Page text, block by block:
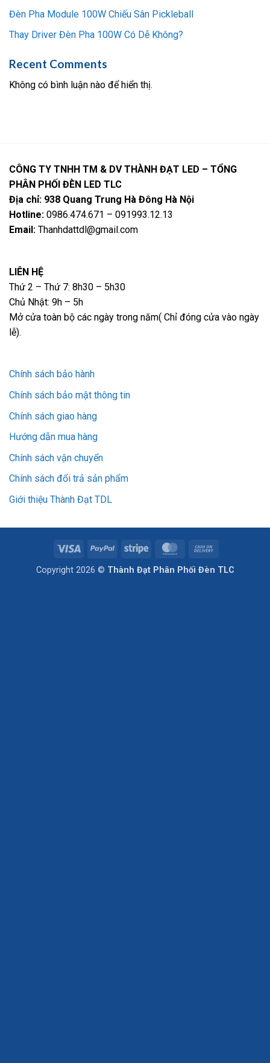
Đèn Pha Module 100W Chiếu Sân Pickleball
Thay Driver Đèn Pha 100W Có Dễ Không?
Recent Comments
Không có bình luận nào để hiển thị.
CÔNG TY TNHH TM & DV THÀNH ĐẠT LED – TỔNG
PHÂN PHỐI ĐÈN LED TLC
Địa chỉ: 938 Quang Trung Hà Đông Hà Nội
Hotline: 0986.474.671 – 091993.12.13
Email: Thanhdattdl@gmail.com
LIÊN HỆ
Thứ 2 – Thứ 7: 8h30 – 5h30
Chủ Nhật: 9h – 5h
Mở cửa toàn bộ các ngày trong năm( Chỉ đóng cửa vào ngày
lễ).
Chính sách bảo hành
Chính sách bảo mật thông tin
Chính sách giao hàng
Hướng dẫn mua hàng
Chính sách vận chuyển
Chính sách đổi trả sản phẩm
Giới thiệu Thành Đạt TDL
Visa PayPal Stripe MasterCard
Delivery
Copyright 2026 © Thành Đạt Phân Phối Đèn TLC